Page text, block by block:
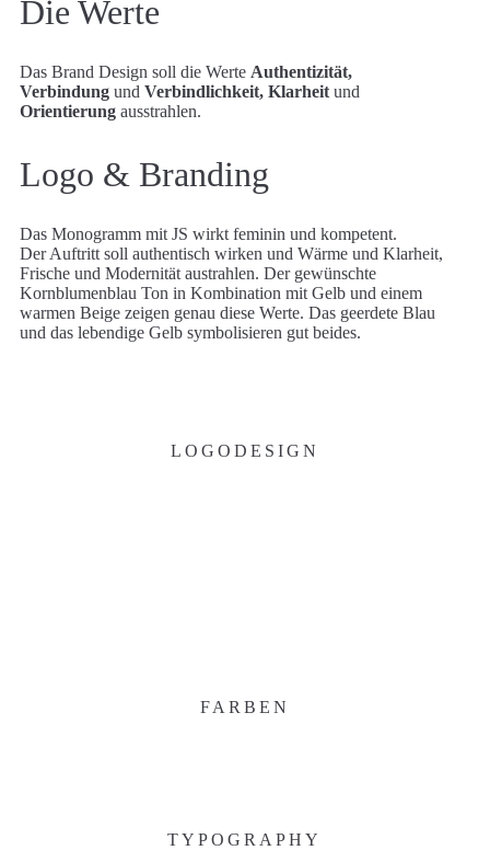
Die Werte
Das Brand Design soll die Werte Authentizität,
Verbindung und Verbindlichkeit, Klarheit und
Orientierung ausstrahlen.
Logo & Branding
Das Monogramm mit JS wirkt feminin und kompetent.
Der Auftritt soll authentisch wirken und Wärme und Klarheit,
Frische und Modernität austrahlen. Der gewünschte
Kornblumenblau Ton in Kombination mit Gelb und einem
warmen Beige zeigen genau diese Werte. Das geerdete Blau
und das lebendige Gelb symbolisieren gut beides.
LOGODESIGN
FARBEN
TYPOGRAPHY